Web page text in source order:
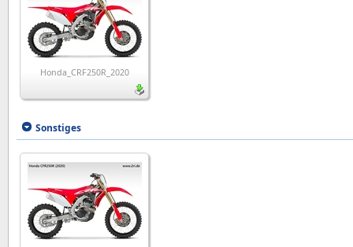
Honda_CRF250R_2020
Sonstiges